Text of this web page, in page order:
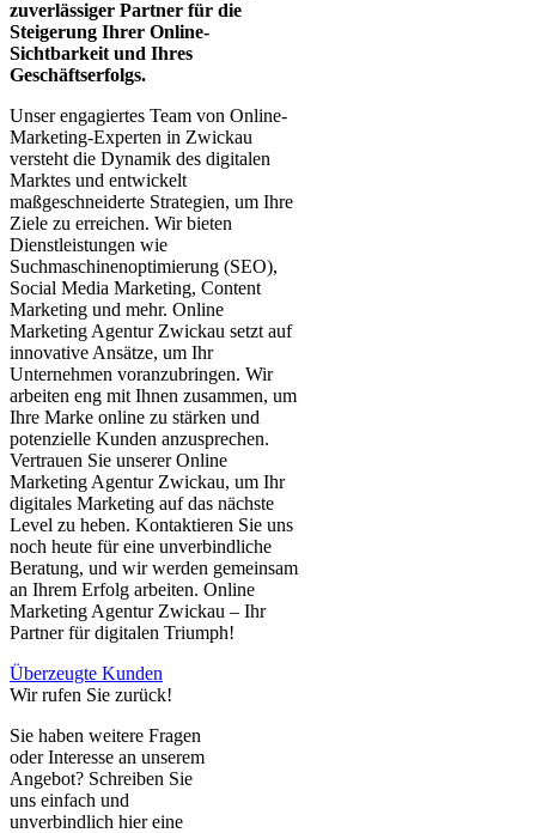
zuverlässiger Partner für die
Steigerung Ihrer Online-
Sichtbarkeit und Ihres
Geschäftserfolgs.
Unser engagiertes Team von Online-
Marketing-Experten in Zwickau
versteht die Dynamik des digitalen
Marktes und entwickelt
maßgeschneiderte Strategien, um Ihre
Ziele zu erreichen. Wir bieten
Dienstleistungen wie
Suchmaschinenoptimierung (SEO),
Social Media Marketing, Content
Marketing und mehr. Online
Marketing Agentur Zwickau setzt auf
innovative Ansätze, um Ihr
Unternehmen voranzubringen. Wir
arbeiten eng mit Ihnen zusammen, um
Ihre Marke online zu stärken und
potenzielle Kunden anzusprechen.
Vertrauen Sie unserer Online
Marketing Agentur Zwickau, um Ihr
digitales Marketing auf das nächste
Level zu heben. Kontaktieren Sie uns
noch heute für eine unverbindliche
Beratung, und wir werden gemeinsam
an Ihrem Erfolg arbeiten. Online
Marketing Agentur Zwickau – Ihr
Partner für digitalen Triumph!
Überzeugte Kunden
Wir rufen Sie zurück!
Sie haben weitere Fragen
oder Interesse an unserem
Angebot? Schreiben Sie
uns einfach und
unverbindlich hier eine